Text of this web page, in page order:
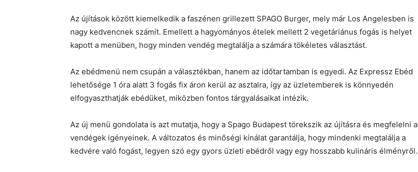
Az újítások között kiemelkedik a faszénen grillezett SPAGO Burger, mely már Los Angelesben is
nagy kedvencnek számít. Emellett a hagyományos ételek mellett 2 vegetáriánus fogás is helyet
kapott a menüben, hogy minden vendég megtalálja a számára tökéletes választást.
Az ebédmenü nem csupán a választékban, hanem az időtartamban is egyedi. Az Expressz Ebéd
lehetősége 1 óra alatt 3 fogás fix áron kerül az asztalra, így az üzletemberek is könnyedén
elfogyaszthatják ebédüket, miközben fontos tárgyalásaikat intézik.
Az új menü gondolata is azt mutatja, hogy a Spago Budapest törekszik az újításra és megfelelni a
vendégek igényeinek. A változatos és minőségi kínálat garantálja, hogy mindenki megtalálja a
kedvére való fogást, legyen szó egy gyors üzleti ebédről vagy egy hosszabb kulináris élményről.